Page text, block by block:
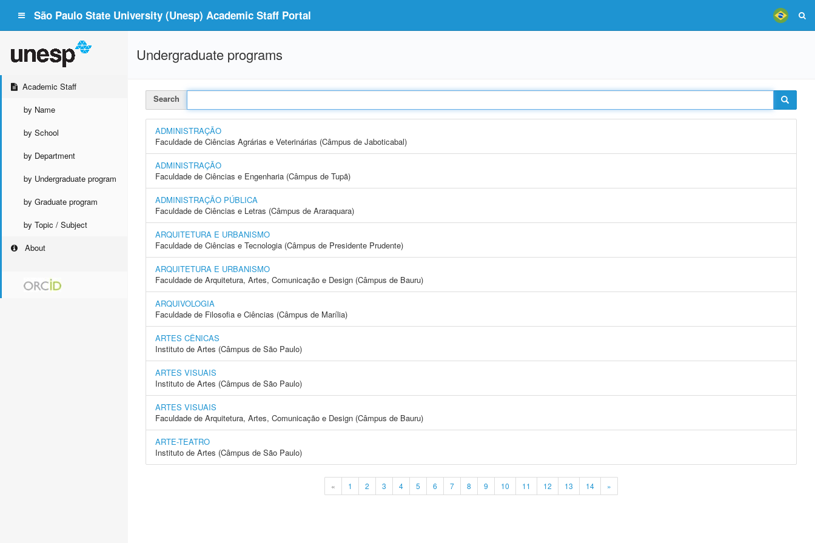
São Paulo State University (Unesp) Academic Staff Portal
Academic Staff
by Name
by School
by Department
by Undergraduate program
by Graduate program
by Topic / Subject
About
Undergraduate programs
Search
ADMINISTRAÇÃO
Faculdade de Ciências Agrárias e Veterinárias (Câmpus de Jaboticabal)
ADMINISTRAÇÃO
Faculdade de Ciências e Engenharia (Câmpus de Tupã)
ADMINISTRAÇÃO PÚBLICA
Faculdade de Ciências e Letras (Câmpus de Araraquara)
ARQUITETURA E URBANISMO
Faculdade de Ciências e Tecnologia (Câmpus de Presidente Prudente)
ARQUITETURA E URBANISMO
Faculdade de Arquitetura, Artes, Comunicação e Design (Câmpus de Bauru)
ARQUIVOLOGIA
Faculdade de Filosofia e Ciências (Câmpus de Marília)
ARTES CÊNICAS
Instituto de Artes (Câmpus de São Paulo)
ARTES VISUAIS
Instituto de Artes (Câmpus de São Paulo)
ARTES VISUAIS
Faculdade de Arquitetura, Artes, Comunicação e Design (Câmpus de Bauru)
ARTE-TEATRO
Instituto de Artes (Câmpus de São Paulo)
« 1 2 3 4 5 6 7 8 9 10 11 12 13 14 »